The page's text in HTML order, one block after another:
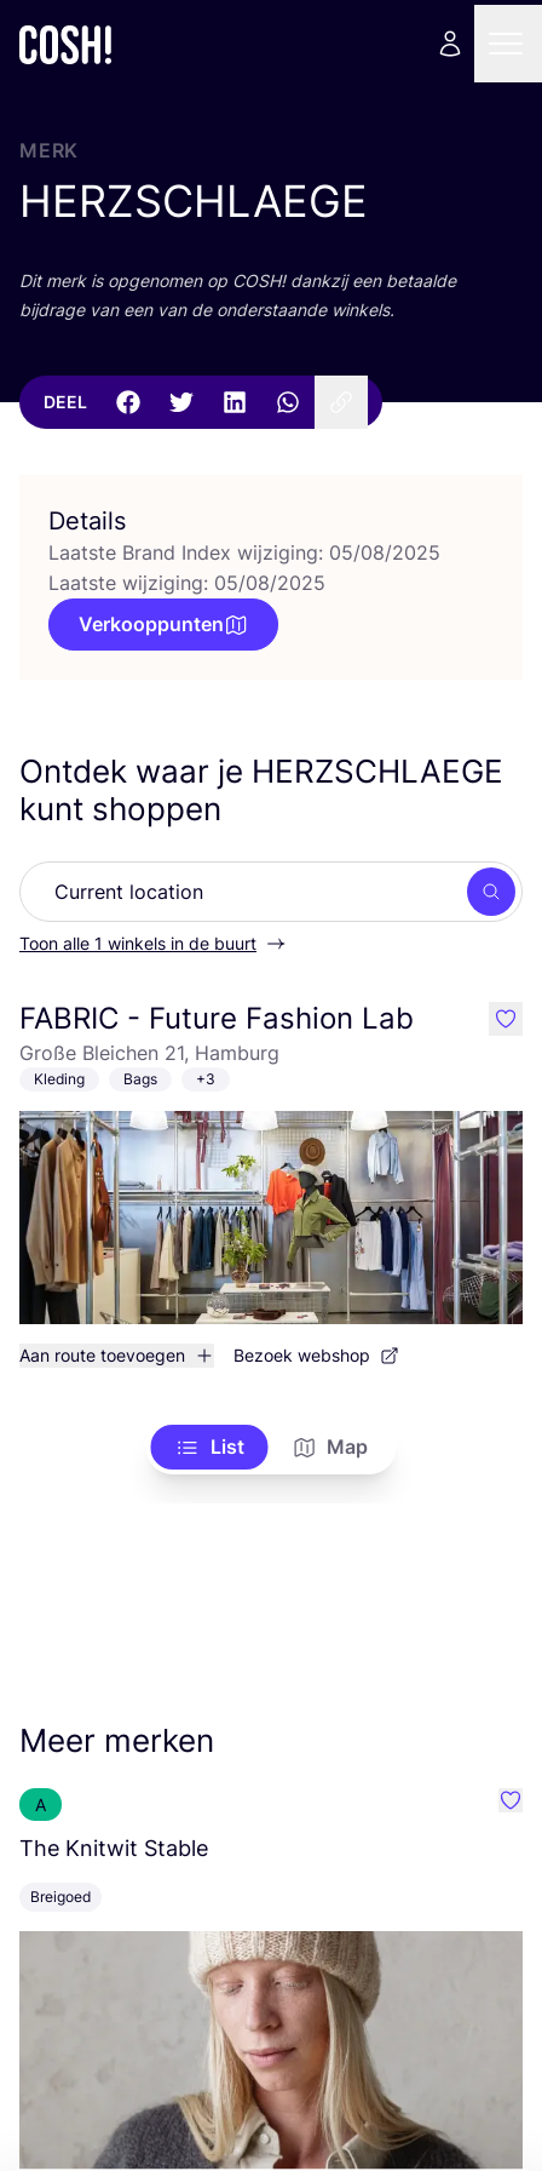
MERK
HERZSCHLAEGE
Dit merk is opge­no­men op COSH! dank­zij een betaal­de
bij­dra­ge van een van de onder­staan­de winkels.
DEEL
Details
Laatste Brand Index wijziging: 05/08/2025
Laatste wijziging: 05/08/2025
Verkooppunten
Ontdek waar je HERZSCHLAEGE
kunt shoppen
Zoek
Toon alle 1 winkels in de buurt
FABRIC - Future Fashion Lab
Große Bleichen 21, Hamburg
Kleding Bags +3
Aan route toevoegen Bezoek webshop
like
List Map
Meer merken
A
The Knitwit Stable
Breigoed